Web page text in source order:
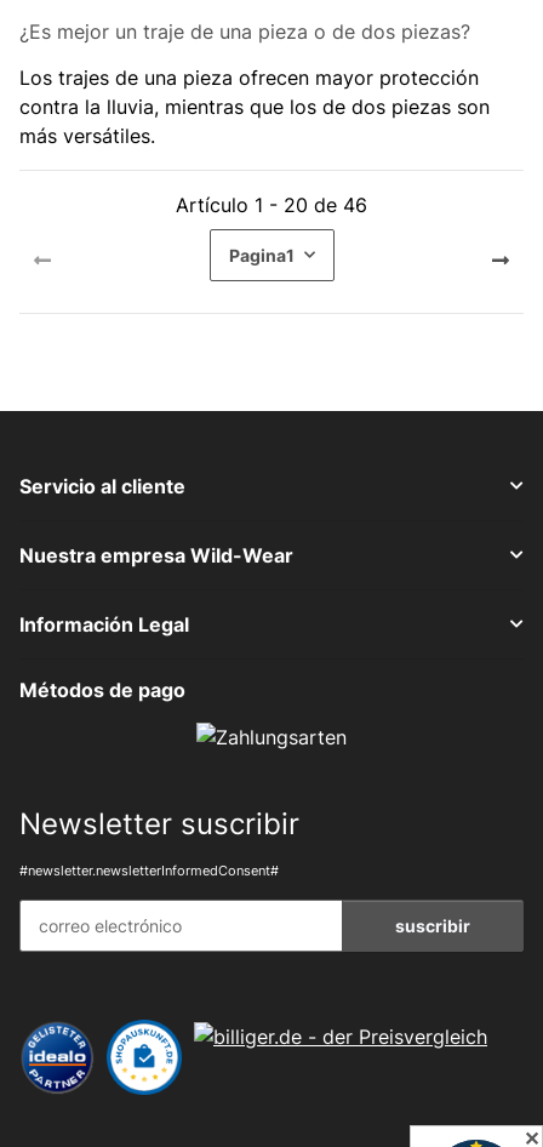
¿Es mejor un traje de una pieza o de dos piezas?
Los trajes de una pieza ofrecen mayor protección
contra la lluvia, mientras que los de dos piezas son
más versátiles.
Artículo 1 - 20 de 46
Pagina1
Servicio al cliente
Nuestra empresa Wild-Wear
Información Legal
Métodos de pago
Newsletter suscribir
#newsletter.newsletterInformedConsent#
suscribir
✕